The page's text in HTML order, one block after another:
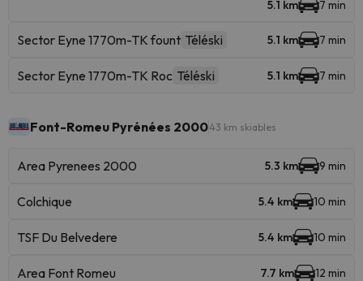
5.1 km 7 min
Sector Eyne 1770m-TK fount Téléski 5.1 km 7 min
Sector Eyne 1770m-TK Roc Téléski 5.1 km 7 min
Font-Romeu Pyrénées 200043 km skiables
Area Pyrenees 2000 5.3 km 9 min
Colchique 5.4 km 10 min
TSF Du Belvedere 5.4 km 10 min
Area Font Romeu 7.7 km 12 min